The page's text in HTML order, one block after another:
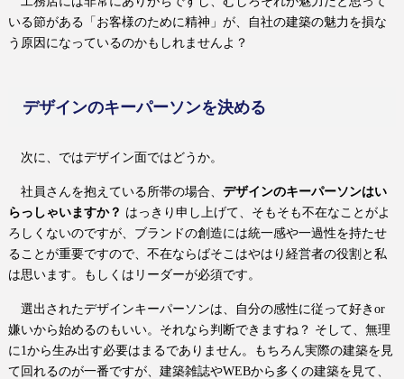
いる節がある「お客様のために精神」が、自社の建築の魅力を損な
う原因になっているのかもしれませんよ？
デザインのキーパーソンを決める
次に、ではデザイン面ではどうか。
社員さんを抱えている所帯の場合、 デザインのキーパーソンはい
らっしゃいますか？ はっきり申し上げて、そもそも不在なことがよ
ろしくないのですが、ブランドの創造には統一感や一過性を持たせ
ることが重要ですので、不在ならばそこはやはり経営者の役割と私
は思います。もしくはリーダーが必須です。
選出されたデザインキーパーソンは、自分の感性に従って好き or
嫌いから始めるのもいい。それなら判断できますね？ そして、無理
に 1から生み出す必要はまるでありません。もちろん実際の建築を見
て回れるのが一番ですが、建築雑誌やWEBから多くの建築を見て、